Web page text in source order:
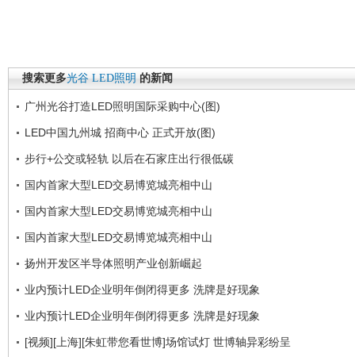
搜索更多光谷 LED照明 的新闻
广州光谷打造LED照明国际采购中心(图)
LED中国九州城 招商中心 正式开放(图)
步行+公交或轻轨 以后在石家庄出行很低碳
国内首家大型LED交易博览城亮相中山
国内首家大型LED交易博览城亮相中山
国内首家大型LED交易博览城亮相中山
扬州开发区半导体照明产业创新崛起
业内预计LED企业明年倒闭得更多 洗牌是好现象
业内预计LED企业明年倒闭得更多 洗牌是好现象
[视频][上海][朱虹带您看世博]场馆试灯 世博轴异彩纷呈